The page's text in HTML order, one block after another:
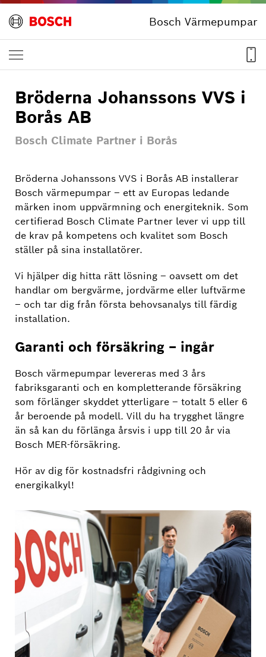
Bosch Värmepumpar
Bröderna Johanssons VVS i
Borås AB
Bosch Climate Partner i Borås
Bröderna Johanssons VVS i Borås AB installerar
Bosch värmepumpar – ett av Europas ledande
märken inom uppvärmning och energiteknik. Som
certifierad Bosch Climate Partner lever vi upp till
de krav på kompetens och kvalitet som Bosch
ställer på sina installatörer.
Vi hjälper dig hitta rätt lösning – oavsett om det
handlar om bergvärme, jordvärme eller luftvärme
– och tar dig från första behovsanalys till färdig
installation.
Garanti och försäkring – ingår
Bosch värmepumpar levereras med 3 års
fabriksgaranti och en kompletterande försäkring
som förlänger skyddet ytterligare – totalt 5 eller 6
år beroende på modell. Vill du ha trygghet längre
än så kan du förlänga årsvis i upp till 20 år via
Bosch MER-försäkring.
Hör av dig för kostnadsfri rådgivning och
energikalkyl!